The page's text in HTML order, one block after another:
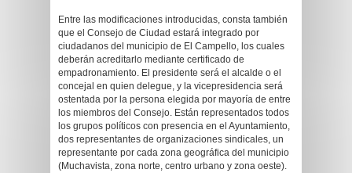
Entre las modificaciones introducidas, consta también
que el Consejo de Ciudad estará integrado por
ciudadanos del municipio de El Campello, los cuales
deberán acreditarlo mediante certificado de
empadronamiento. El presidente será el alcalde o el
concejal en quien delegue, y la vicepresidencia será
ostentada por la persona elegida por mayoría de entre
los miembros del Consejo. Están representados todos
los grupos políticos con presencia en el Ayuntamiento,
dos representantes de organizaciones sindicales, un
representante por cada zona geográfica del municipio
(Muchavista, zona norte, centro urbano y zona oeste).